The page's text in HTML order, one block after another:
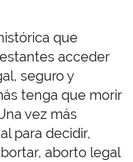
que
acceder
seguro y
tenga que morir
vez más
para decidir,
aborto legal